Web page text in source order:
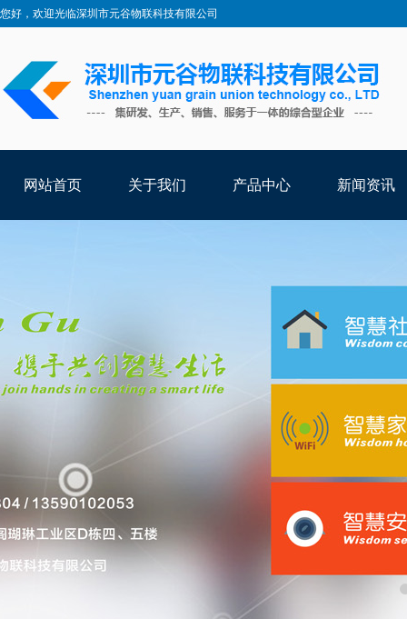
您好，欢迎光临深圳市元谷物联科技有限公司
网站首页 关于我们 产品中心
RFID标签
新闻资讯